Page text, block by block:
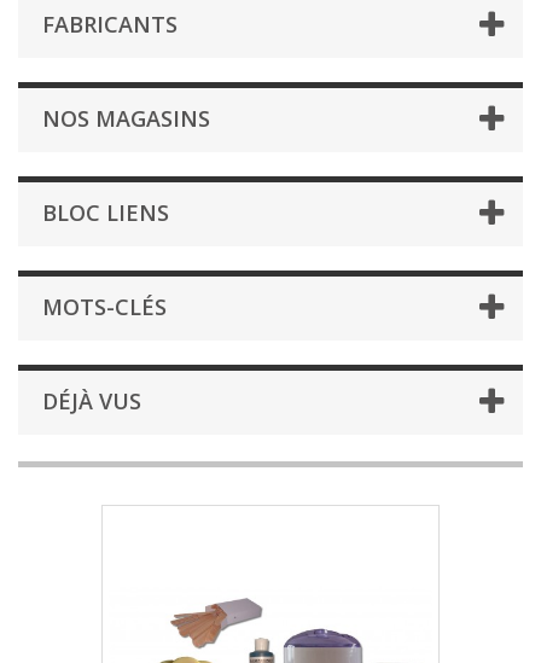
FABRICANTS
NOS MAGASINS
BLOC LIENS
MOTS-CLÉS
DÉJÀ VUS